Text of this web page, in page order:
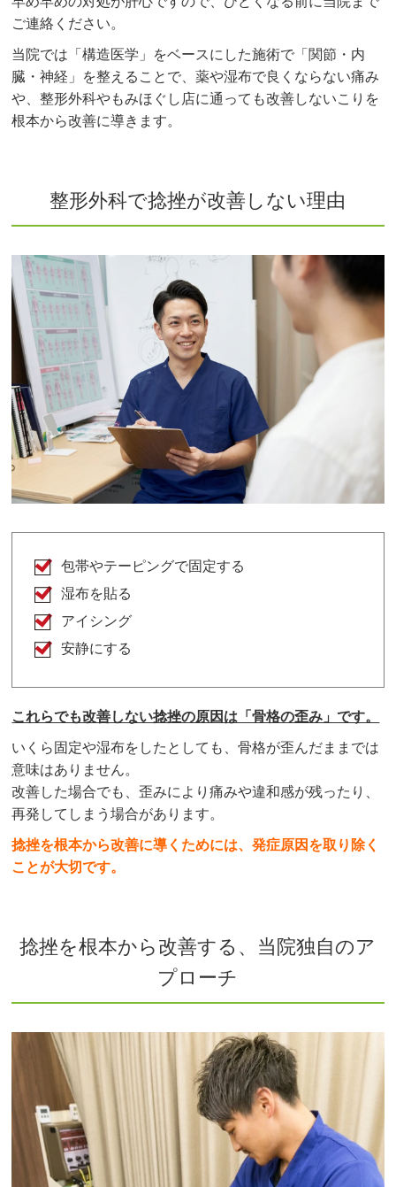
ご連絡ください。
当院では「構造医学」をベースにした施術で「関節・内
臓・神経」を整えることで、薬や湿布で良くならない痛み
や、整形外科やもみほぐし店に通っても改善しないこりを
根本から改善に導きます。
整形外科で捻挫が改善しない理由
包帯やテーピングで固定する
湿布を貼る
アイシング
安静にする
これらでも改善しない捻挫の原因は「骨格の歪み」です。
いくら固定や湿布をしたとしても、骨格が歪んだままでは
意味はありません。
改善した場合でも、歪みにより痛みや違和感が残ったり、
再発してしまう場合があります。
捻挫を根本から改善に導くためには、発症原因を取り除く
ことが大切です。
捻挫を根本から改善する、当院独自のア
プローチ